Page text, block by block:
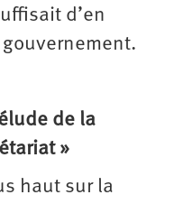
d’en
de la
»
haut sur la